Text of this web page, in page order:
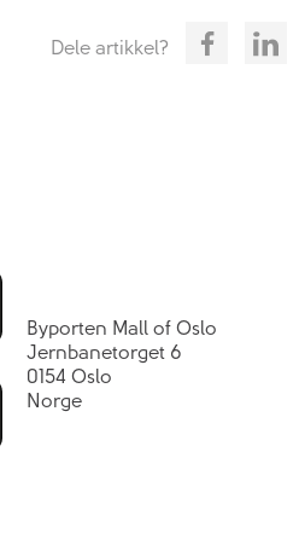
Dele artikkel?
Byporten Mall of Oslo
Jernbanetorget 6
0154 Oslo
Norge